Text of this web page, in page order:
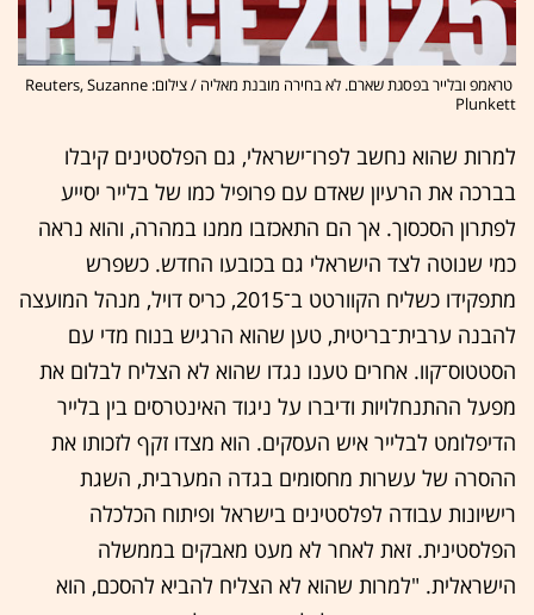
טראמפ ובלייר בפסגת שארם. לא בחירה מובנת מאליה / צילום: Reuters, Suzanne
Plunkett
למרות שהוא נחשב לפרו־ישראלי, גם הפלסטינים קיבלו
בברכה את הרעיון שאדם עם פרופיל כמו של בלייר יסייע
לפתרון הסכסוך. אך הם התאכזבו ממנו במהרה, והוא נראה
כמי שנוטה לצד הישראלי גם בכובעו החדש. כשפרש
מתפקידו כשליח הקוורטט ב־2015, כריס דויל, מנהל המועצה
להבנה ערבית־בריטית, טען שהוא הרגיש בנוח מדי עם
הסטטוס־קוו. אחרים טענו נגדו שהוא לא הצליח לבלום את
מפעל ההתנחלויות ודיברו על ניגוד האינטרסים בין בלייר
הדיפלומט לבלייר איש העסקים. הוא מצדו זקף לזכותו את
ההסרה של עשרות מחסומים בגדה המערבית, השגת
רישיונות עבודה לפלסטינים בישראל ופיתוח הכלכלה
הפלסטינית. זאת לאחר לא מעט מאבקים בממשלה
הישראלית. "למרות שהוא לא הצליח להביא להסכם, הוא